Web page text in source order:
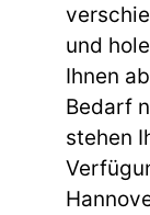
und
Ihnen
Bedarf
stehen